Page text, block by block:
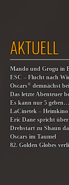
AKTUELL
Mando und Grogu in
ESC – Flucht nach
Oscars® demnächst
Das letzte Abenteuer
Es kann nur 5 geben…
LaCinetek –
Eric Dane spricht
Drehstart zu Shaun
Oscars im Taumel
82. Golden Globes